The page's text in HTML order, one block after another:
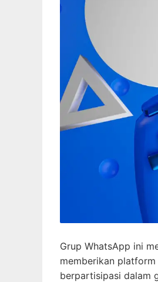
Grup WhatsApp ini
memberikan
berpartisipasi dalam